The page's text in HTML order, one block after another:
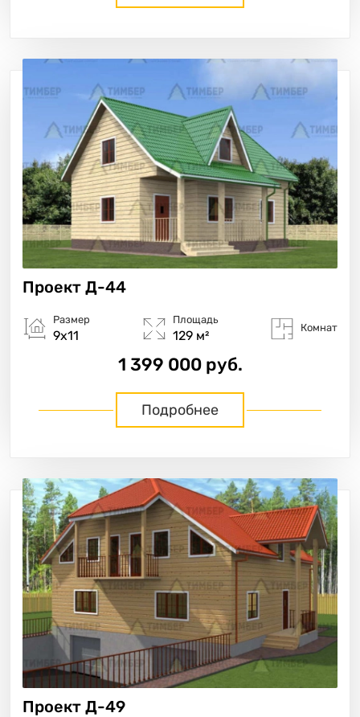
Проект Д-44
Размер
9х11
Площадь
129 м²
Комнат
1 399 000 руб.
Подробнее
Проект Д-49